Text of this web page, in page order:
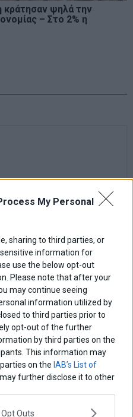
My Personal
sharing to third parties, or
information for
use the below opt-out
Please note that after your
may continue seeing
information utilized by
to third parties prior to
opt-out of the further
by third parties on the
This information may
on the IAB’s List of
further disclose it to other
Outs
κράτησαν ψηλά την
– Στο 2% η
τον ιστότοπο μου σε αυτόν
θα σχολιάσω.
ΕΠΟΜΕΝΟ ΑΡΘΡΟ